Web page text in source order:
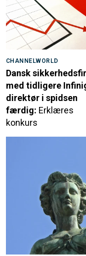
CHANNELWORLD
Dansk
med tidligere
direktør i spidsen
færdig: Erklæres
konkurs